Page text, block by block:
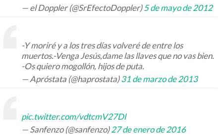
— el Doppler (@SrEfectoDoppler)5 de mayo de 2012
-Y moriré y a los tres días volveré de entre los
muertos.-Venga Jesús,dame las llaves que no vas bien.
-Os quiero mogollón, hijos de puta.
— Apróstata (@haprostata)31 de marzo de 2013
pic.twitter.com/vdtcmV27Dl
— Sanfenzo (@sanfenzo)27 de enero de 2016